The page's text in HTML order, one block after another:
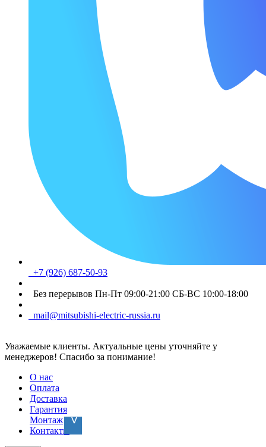
+7 (926) 687-50-93
Без перерывов Пн-Пт 09:00-21:00 СБ-ВС 10:00-18:00
mail@mitsubishi-electric-russia.ru
Уважаемые клиенты. Актуальные цены уточняйте у
менеджеров! Спасибо за понимание!
О нас
Оплата
Доставка
Гарантия
Монтаж
Контакты